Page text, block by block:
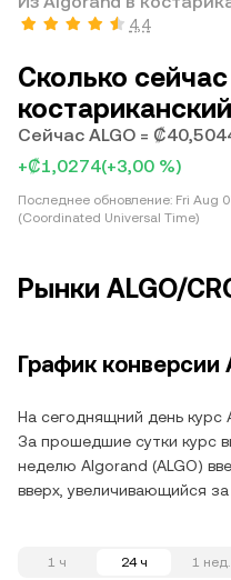
4,4
Сколько
Сейчас ALGO =
+₡1,0274(+3,00 %)
Последнее обновление: Fri Aug
(Coordinated Universal Time)
Рынки ALGO/
График конверсии
На сегоднящний день курс
За прошедшие сутки курс
неделю Algorand (ALGO)
вверх, увеличивающийся
1 ч 24 ч 1 нед.